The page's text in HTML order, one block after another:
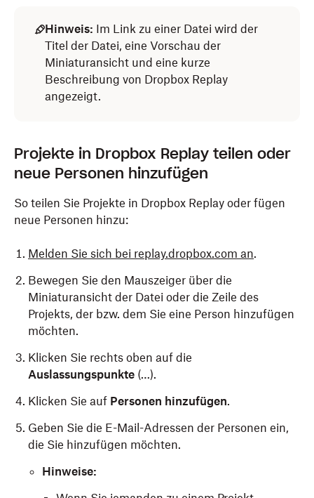
Hinweis: Im Link zu einer Datei wird der
Titel der Datei, eine Vorschau der
Miniaturansicht und eine kurze
Beschreibung von Dropbox Replay
angezeigt.
Projekte in Dropbox Replay teilen oder
neue Personen hinzufügen
So teilen Sie Projekte in Dropbox Replay oder fügen
neue Personen hinzu:
Melden Sie sich bei replay.dropbox.com an.
Bewegen Sie den Mauszeiger über die
Miniaturansicht der Datei oder die Zeile des
Projekts, der bzw. dem Sie eine Person hinzufügen
möchten.
Klicken Sie rechts oben auf die
Auslassungspunkte (…).
Klicken Sie auf Personen hinzufügen.
Geben Sie die E-Mail-Adressen der Personen ein,
die Sie hinzufügen möchten.
Hinweise: